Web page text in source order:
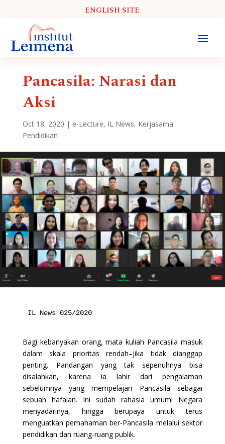
ENGLISH SITE
Pancasila: Narasi dan
Aksi
Oct 18, 2020 | e-Lecture, IL News, Kerjasama
Pendidikan
IL News 025/2020
Bagi kebanyakan orang, mata kuliah Pancasila masuk
dalam skala prioritas rendah–jika tidak dianggap
penting. Pandangan yang tak sepenuhnya bisa
disalahkan, karena ia lahir dari pengalaman
sebelumnya yang mempelajari Pancasila sebagai
sebuah hafalan. Ini sudah rahasia umum! Negara
menyadarinya, hingga berupaya untuk terus
menguatkan pemahaman ber-Pancasila melalui sektor
pendidikan dan ruang-ruang publik.